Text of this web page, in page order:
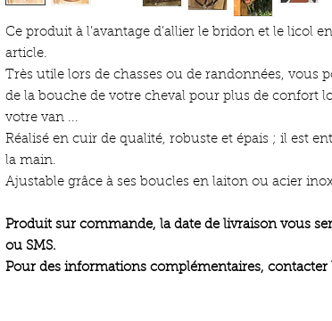
Ce produit à l’avantage d’allier le bridon et le licol
article.
Très utile lors de chasses ou de randonnées, vous
de la bouche de votre cheval pour plus de confort
votre van ...
Réalisé en cuir de qualité, robuste et épais ; il est
la main.
Ajustable grâce à ses boucles en laiton ou acier
Produit sur commande, la date de livraison vous
ou SMS.
Pour des informations complémentaires, contacter